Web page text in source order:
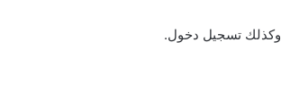
وكذلك تسجيل دخول.